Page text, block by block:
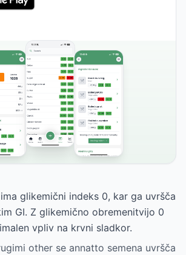
glikemični indeks 0, kar ga uvršča
GI. Z glikemično obremenitvijo 0
vpliv na krvni sladkor.
other se annatto semena uvršča